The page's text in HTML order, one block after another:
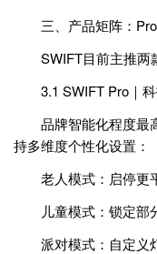
三、产品矩阵：Pro
SWIFT目前主推两款
3.1 SWIFT Pro｜科
品牌智能化程度最
持多维度个性化设置：
老人模式：启停更
儿童模式：锁定部
派对模式：自定义